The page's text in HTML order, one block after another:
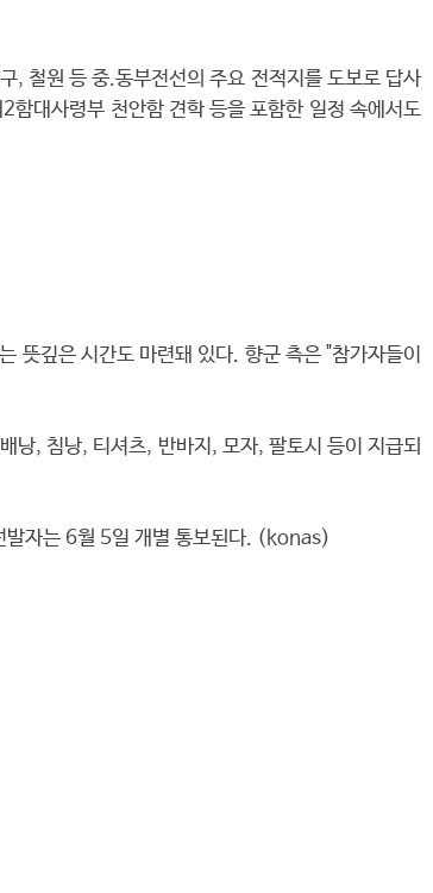
, 철원 등 중.동부전선의 주요 전적지를 도보로 답사
함대사령부 천안함 견학 등을 포함한 일정 속에서도
뜻깊은 시간도 마련돼 있다. 향군 측은 "참가자들이
낭, 침낭, 티셔츠, 반바지, 모자, 팔토시 등이 지급되
자는 6월 5일 개별 통보된다. (konas)